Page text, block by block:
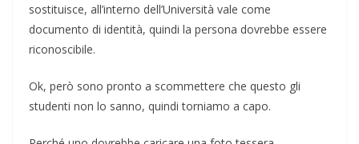
sostituisce, all’interno dell’Università vale come
documento di identità, quindi la persona dovrebbe essere
riconoscibile.
Ok, però sono pronto a scommettere che questo gli
studenti non lo sanno, quindi torniamo a capo.